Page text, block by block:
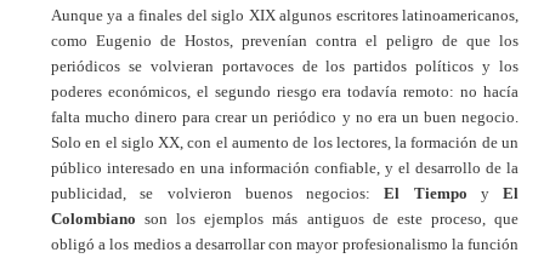
Aunque ya a finales del siglo XIX algunos escritores latinoamericanos,
como Eugenio de Hostos, prevenían contra el peligro de que los
periódicos se volvieran portavoces de los partidos políticos y los
poderes económicos, el segundo riesgo era todavía remoto: no hacía
falta mucho dinero para crear un periódico y no era un buen negocio.
Solo en el siglo XX, con el aumento de los lectores, la formación de un
público interesado en una información confiable, y el desarrollo de la
publicidad, se volvieron buenos negocios:El Tiempo y El
Colombiano son los ejemplos más antiguos de este proceso, que
obligó a los medios a desarrollar con mayor profesionalismo la función